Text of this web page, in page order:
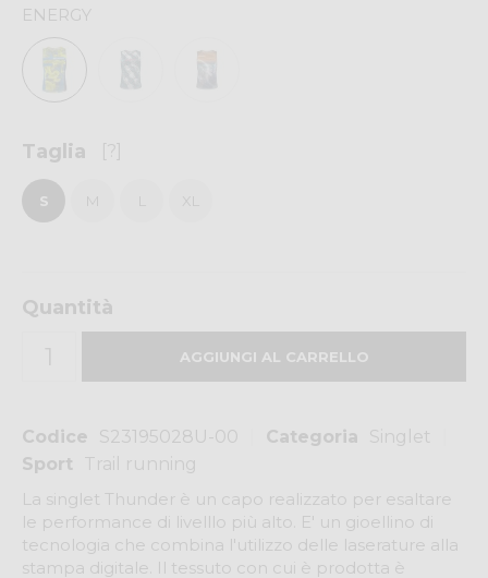
Codice S23195028U-00 Categoria
Singlet
Sport
Trail running
La singlet Thunder è un capo realizzato per esaltare
le performance di livelllo più alto. E' un gioellino di
tecnologia che combina l'utilizzo delle laserature alla
stampa digitale. Il tessuto con cui è prodotta è
ENERGY
Taglia [?]
S
Quantità